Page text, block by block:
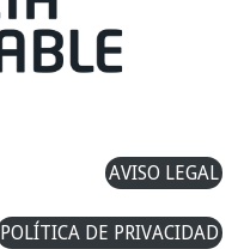
AVISO LEGAL
POLÍTICA DE PRIVACIDAD